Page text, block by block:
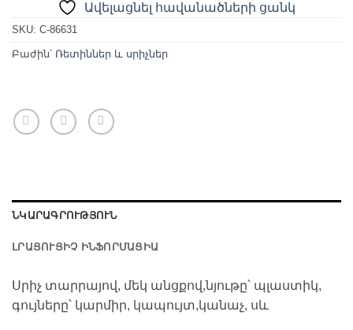
Ավելացնել հավանածների ցանկ
SKU: C-86631
Բաժին՝ Ռետիններ և սրիչներ
ՆԿԱՐԱԳՐՈՒԹՅՈՒՆ
ԼՐԱՑՈՒՑԻՉ ԻՆՖՈՐՄԱՑԻԱ
Սրիչ տարրայով, մեկ անցքով,նյութը՝ պլաստիկ,
գույները՝ կարմիր, կապույտ,կանաչ, սև